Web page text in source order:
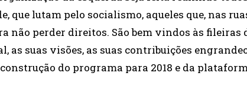
que lutam pelo socialismo, aqueles que, nas
não perder direitos. São bem vindos às fileiras
as suas visões, as suas contribuições
do programa para 2018 e da